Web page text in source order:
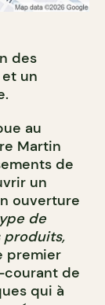
des
un
au
Martin
de
un
ouverture
de
produits,
premier
courant de
qui à